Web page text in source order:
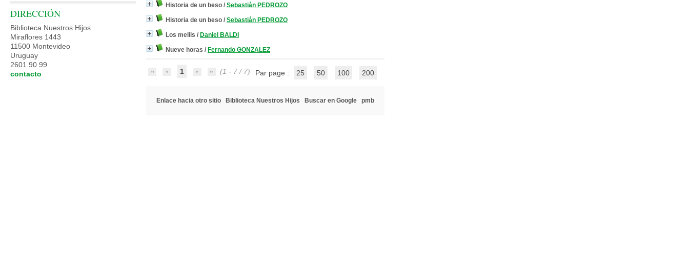
Historia de un beso / Sebastián PEDROZO
Historia de un beso / Sebastián PEDROZO
Los mellis / Daniel BALDI
Nueve horas / Fernando GONZALEZ
1 (1 - 7 / 7) Par page : 25 50 100 200
Enlace hacia otro sitio Biblioteca Nuestros Hijos Buscar en Google pmb
DIRECCIÓN
Biblioteca Nuestros Hijos
Miraflores 1443
11500 Montevideo
Uruguay
2601 90 99
contacto